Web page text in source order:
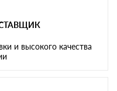
и высокого качества